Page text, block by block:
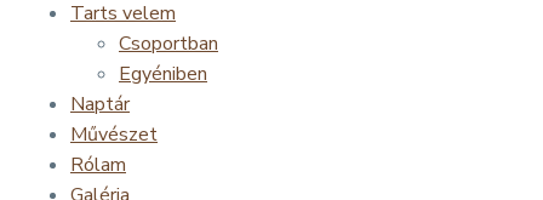
Tarts velem
Csoportban
Egyéniben
Naptár
Művészet
Rólam